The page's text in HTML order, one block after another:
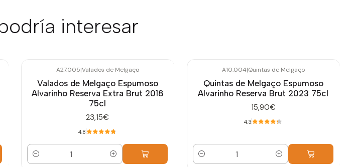
interesar
A27.005|Valados de Melgaço
Valados de Melgaço Espumoso
Alvarinho Reserva Extra Brut 2018
75cl
23,15€
4.8
Cantidad
A10.004|Quintas de Melgaço
Quintas de Melgaço Espumoso
Alvarinho Reserva Brut 2023 75cl
15,90€
4.3
Cantidad